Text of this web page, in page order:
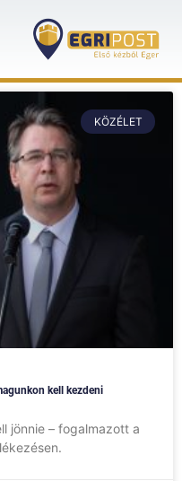
KÖZÉLET
kell kezdeni
jönnie – fogalmazott a